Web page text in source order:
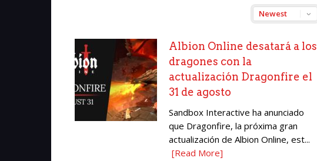
Albion Online desatará a los
dragones con la
actualización Dragonfire el
31 de agosto
Sandbox Interactive ha anunciado
que Dragonfire, la próxima gran
actualización de Albion Online, est...
[Read More]